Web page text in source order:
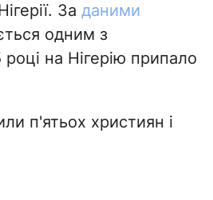
За даними
одним з
на Нігерію припало
п'ятьох християн і